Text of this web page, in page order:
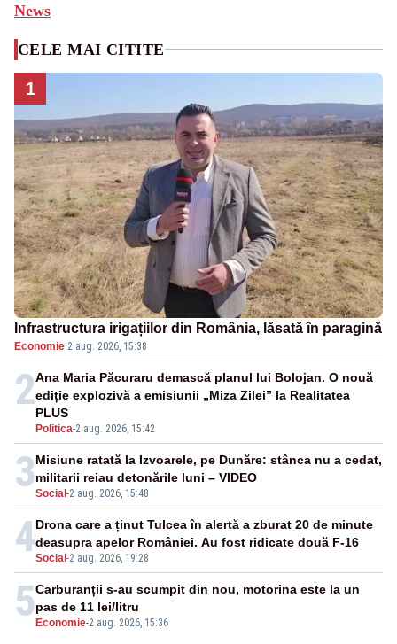
News
CELE MAI CITITE
1
Infrastructura irigațiilor din România, lăsată în paragină
Economie·2 aug. 2026, 15:38
2
Politica-2 aug. 2026, 15:42
Ana Maria Păcuraru demască planul lui Bolojan. O nouă
ediție explozivă a emisiunii „Miza Zilei” la Realitatea
PLUS
3Social -2 aug. 2026, 15:48
Misiune ratată la Izvoarele, pe Dunăre: stânca nu a cedat,
militarii reiau detonările luni – VIDEO
4Social -2 aug. 2026, 19:28
Drona care a ținut Tulcea în alertă a zburat 20 de minute
deasupra apelor României. Au fost ridicate două F-16
5 Economie-2 aug. 2026, 15:36
Carburanții s-au scumpit din nou, motorina este la un
pas de 11 lei/litru